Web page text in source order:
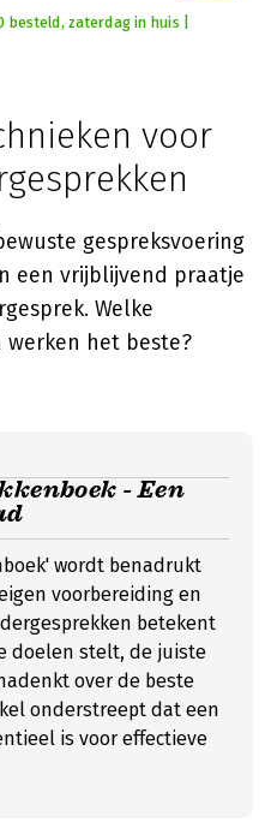
besteld, zaterdag in huis |
voor
gespreksvoering
een vrijblijvend praatje
Welke
het beste?
- Een
wordt benadrukt
voorbereiding en
betekent
doelen stelt, de juiste
over de beste
onderstreept dat een
is voor effectieve